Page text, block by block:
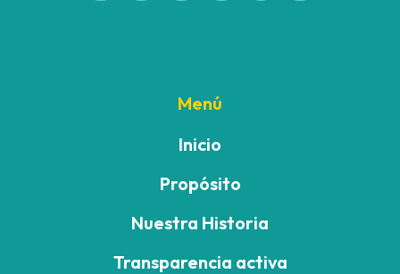
Menú
Inicio
Propósito
Nuestra Historia
Transparencia activa